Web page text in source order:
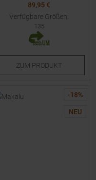
89,95 €
Verfügbare Größen:
135
ZUM PRODUKT
-18%
NEU